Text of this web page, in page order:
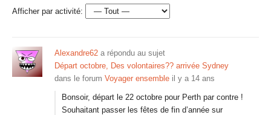
Afficher par activité:
Alexandre62 a répondu au sujet
Départ octobre, Des volontaires?? arrivée Sydney
dans le forum Voyager ensemble il y a 14 ans
Bonsoir, départ le 22 octobre pour Perth par contre !
Souhaitant passer les fêtes de fin d’année sur